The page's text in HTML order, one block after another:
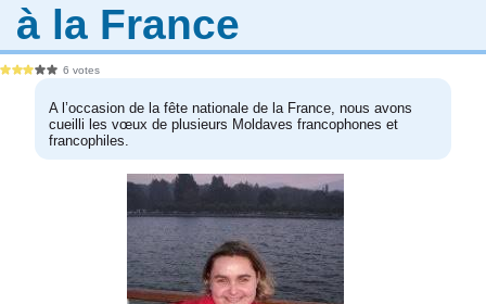
à la France
6 votes
A l’occasion de la fête nationale de la France, nous avons
cueilli les vœux de plusieurs Moldaves francophones et
francophiles.